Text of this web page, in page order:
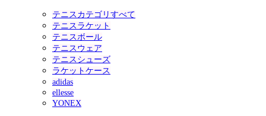
テニスカテゴリすべて
テニスラケット
テニスボール
テニスウェア
テニスシューズ
ラケットケース
adidas
ellesse
YONEX